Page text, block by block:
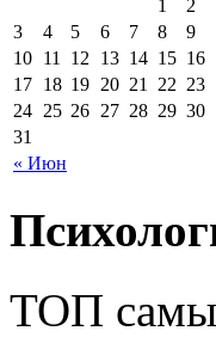
« Июн
1
2
3
4 5 6 7 8
9
10 11 12 13 14 15 16
17 18 19 20 21 22 23
24 25 26 27 28 29 30
31
ТОП